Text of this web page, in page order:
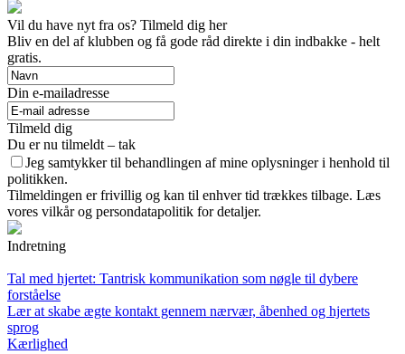
Vil du have nyt fra os? Tilmeld dig her
Bliv en del af klubben og få gode råd direkte i din indbakke - helt
gratis.
Din e-mailadresse
Tilmeld dig
Du er nu tilmeldt – tak
Jeg samtykker til behandlingen af mine oplysninger i henhold til
politikken.
Tilmeldingen er frivillig og kan til enhver tid trækkes tilbage. Læs
vores vilkår og persondatapolitik for detaljer.
Indretning
Tal med hjertet: Tantrisk kommunikation som nøgle til dybere
forståelse
Lær at skabe ægte kontakt gennem nærvær, åbenhed og hjertets
sprog
Kærlighed